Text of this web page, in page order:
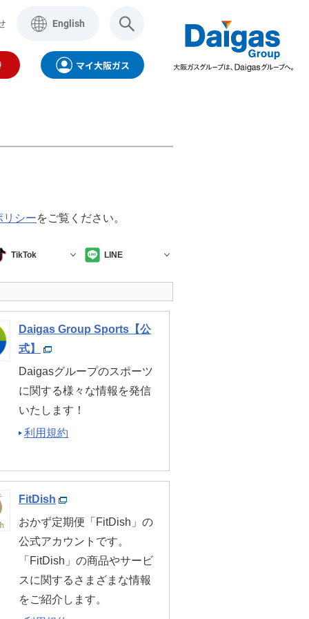
English
ンターネット
お客さまサポート
スのお店
品・サービス
サポート・お問い合わせ
グループ
リティ
リース
マイ大阪ガス
リシーをご覧ください。
TikTok LINE
Daigas Group Sports【公
式】
Daigasグループのスポーツ
に関する様々な情報を発信
いたします！
利用規約
FitDish
おかず定期便「FitDish」の
公式アカウントです。
「FitDish」の商品やサービ
スに関するさまざまな情報
をご紹介します。